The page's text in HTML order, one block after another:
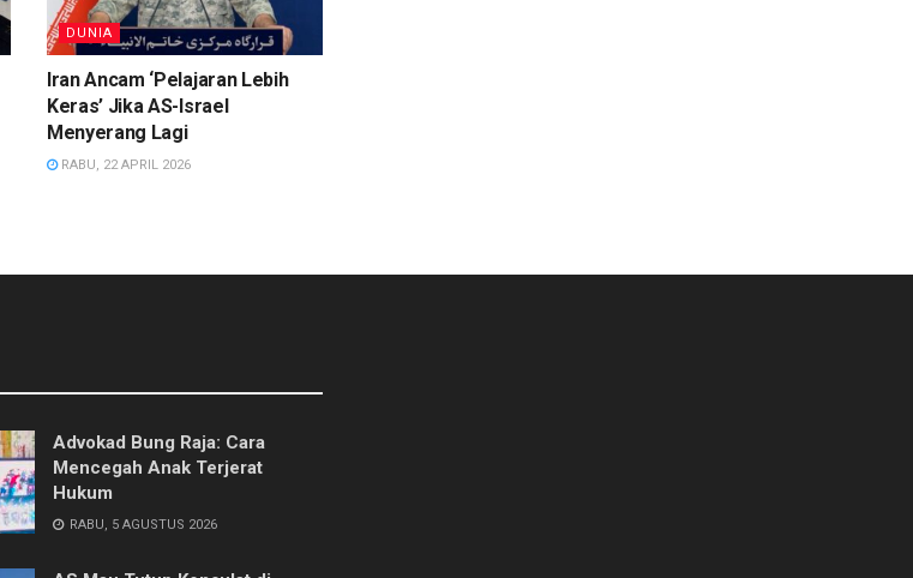
DUNIA
Iran Ancam ‘Pelajaran Lebih
Keras’ Jika AS-Israel
Menyerang Lagi
RABU, 22 APRIL 2026
Advokad Bung Raja: Cara
Mencegah Anak Terjerat
Hukum
RABU, 5 AGUSTUS 2026